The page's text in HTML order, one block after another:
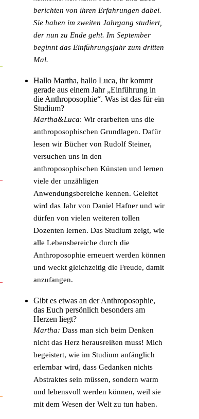
berichten von ihren Erfahrungen dabei.
Sie haben im zweiten Jahrgang studiert,
der nun zu Ende geht. Im September
beginnt das Einführungsjahr zum dritten
Mal.
Hallo Martha, hallo Luca, ihr kommt
gerade aus einem Jahr „Einführung in
die Anthroposophie“. Was ist das für ein
Studium?
Martha&Luca: Wir erarbeiten uns die
anthroposophischen Grundlagen. Dafür
lesen wir Bücher von Rudolf Steiner,
versuchen uns in den
anthroposophischen Künsten und lernen
viele der unzähligen
Anwendungsbereiche kennen. Geleitet
wird das Jahr von Daniel Hafner und wir
dürfen von vielen weiteren tollen
Dozenten lernen. Das Studium zeigt, wie
alle Lebensbereiche durch die
Anthroposophie erneuert werden können
und weckt gleichzeitig die Freude, damit
anzufangen.
Gibt es etwas an der Anthroposophie,
das Euch persönlich besonders am
Herzen liegt?
Martha: Dass man sich beim Denken
nicht das Herz herausreißen muss! Mich
begeistert, wie im Studium anfänglich
erlernbar wird, dass Gedanken nichts
Abstraktes sein müssen, sondern warm
und lebensvoll werden können, weil sie
mit dem Wesen der Welt zu tun haben.